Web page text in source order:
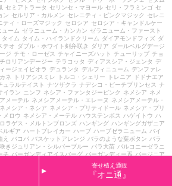
セミアトラータ セリンセ・マヨール セリ・フラミンゴ セ
ン セルリア・カルメン セレニティ・ピンクマジック
セレニ
ティ・ローズマジック セロシア セロシア・キャンドルケー
ューム ゼラニューム・カンカン ゼラニューム・ファースト
タイム タイム・ハイランドクリーム ダイアモンドフィズ ダ
テオ ダブル・ホワイト剣弁咲き ダリア ダールベルグデージ
ジ チモ・ローゼス チャイニーズハット チューリップ チョ
チロリアンデージー テラコッタ ディアスシア・ジェンタ
デ
ージェイビオラ デュランタ デルフィニューム デンファレ
ネ トリアシスミレ トルコ・シェリー トレニア
ドドナエア
ュラルテイスト ナツザクラ ナデシコ・ピーチプリンセス ナ
イラン ニンフ ネシア・ファンタジーピンク ネメシア ネメ
メーテル ネメシアメーテル・エレーヌ
ネメシアメーテル・
ネメシア・ネシア ネメシア・プリティドール ネメシア・プリ
メロウ ネメシア・メーテル ハウステンボス ハゲイトウ ハ
ラゲス・メルトンブロンズ ハンギング ハンギングガザニア
ルギア ハートブレイカー ハーブ ハーブゼラニューム バイ
え バコパ バスケットアレンジ バラのような葉ボタン バラ
きジュリアン・シルバーブルー バラ大苗 バルコニーゼラニ
チ バーガンディアイスバーグ バーガンディー系 バージニア
ベラ パープルクランベリー
ゴールドフォーム ヒペリカム・シルバーナ ヒペリカム・ト
ビオラ・サンフラッシュ
寄せ植え通販
『オニ通』